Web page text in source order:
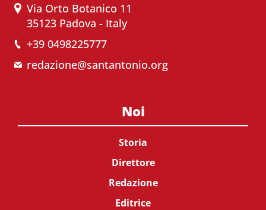
Via Orto Botanico 11
35123 Padova - Italy
+39 0498225777
redazione@santantonio.org
Noi
Storia
Direttore
Redazione
Editrice